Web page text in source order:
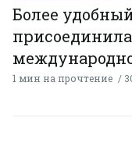
Более
1 мин на прочтение